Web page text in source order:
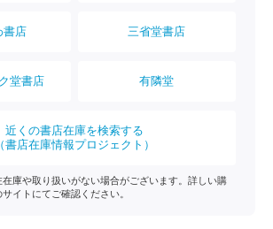
書店 三省堂書店
堂書店 有隣堂
近くの書店在庫を検索する
（書店在庫情報プロジェクト）
庫や取り扱いがない場合がございます。詳しい購
イトにてご確認ください。